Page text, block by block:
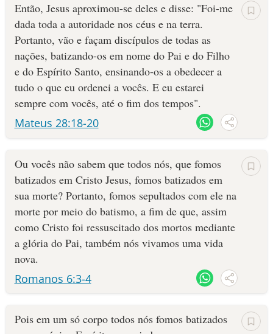
Então, Jesus aproximou-se deles e disse: "Foi-me
dada toda a autoridade nos céus e na terra.
Portanto, vão e façam discípulos de todas as
nações, batizando-os em nome do Pai e do Filho
e do Espírito Santo, ensinando-os a obedecer a
tudo o que eu ordenei a vocês. E eu estarei
sempre com vocês, até o fim dos tempos".
Mateus 28:18-20
Ou vocês não sabem que todos nós, que fomos
batizados em Cristo Jesus, fomos batizados em
sua morte? Portanto, fomos sepultados com ele na
morte por meio do batismo, a fim de que, assim
como Cristo foi ressuscitado dos mortos mediante
a glória do Pai, também nós vivamos uma vida
nova.
Romanos 6:3-4
Pois em um só corpo todos nós fomos batizados